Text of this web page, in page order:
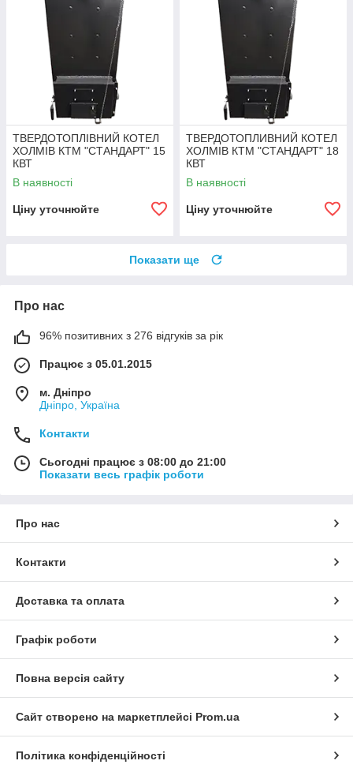
ТВЕРДОТОПЛІВНИЙ КОТЕЛ
ХОЛМІВ КТМ "СТАНДАРТ" 15
КВТ
В наявності
Ціну уточнюйте
ТВЕРДОТОПЛИВНИЙ КОТЕЛ
ХОЛМІВ КТМ "СТАНДАРТ" 18
КВТ
В наявності
Ціну уточнюйте
Показати ще
Про нас
96% позитивних з 276 відгуків за рік
Працює з 05.01.2015
м. Дніпро
Дніпро, Україна
Контакти
Сьогодні працює з 08:00 до 21:00
Показати весь графік роботи
Про нас
Контакти
Доставка та оплата
Графік роботи
Повна версія сайту
Сайт створено на маркетплейсі Prom.ua
Політика конфіденційності